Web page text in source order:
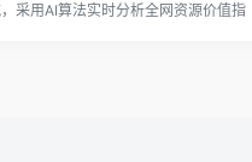
采用AI算法实时分析全网资源价值指